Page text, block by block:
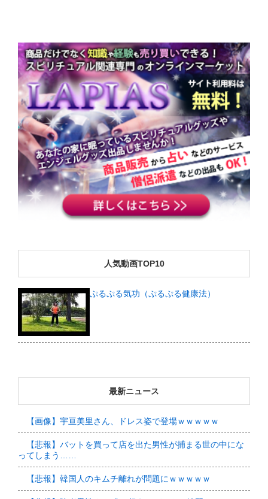
人気動画TOP10
ぷるぷる気功（ぷるぷる健康法）
最新ニュース
【画像】宇亘美里さん、ドレス姿で登場ｗｗｗｗｗ
【悲報】バットを買って店を出た男性が捕まる世の中にな
ってしまう……
【悲報】韓国人のキムチ離れが問題にｗｗｗｗｗ